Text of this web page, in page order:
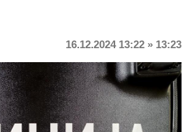
16.12.2024 13:22 » 13:23